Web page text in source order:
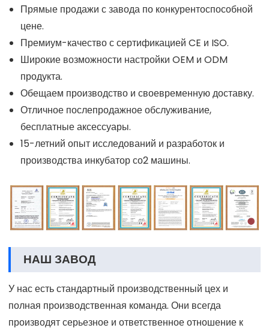
Прямые продажи с завода по конкурентоспособной
цене.
Премиум-качество с сертификацией CE и ISO.
Широкие возможности настройки OEM и ODM
продукта.
Обещаем производство и своевременную доставку.
Отличное послепродажное обслуживание,
бесплатные аксессуары.
15-летний опыт исследований и разработок и
производства инкубатор со2 машины.
НАШ ЗАВОД
У нас есть стандартный производственный цех и
полная производственная команда. Они всегда
производят серьезное и ответственное отношение к